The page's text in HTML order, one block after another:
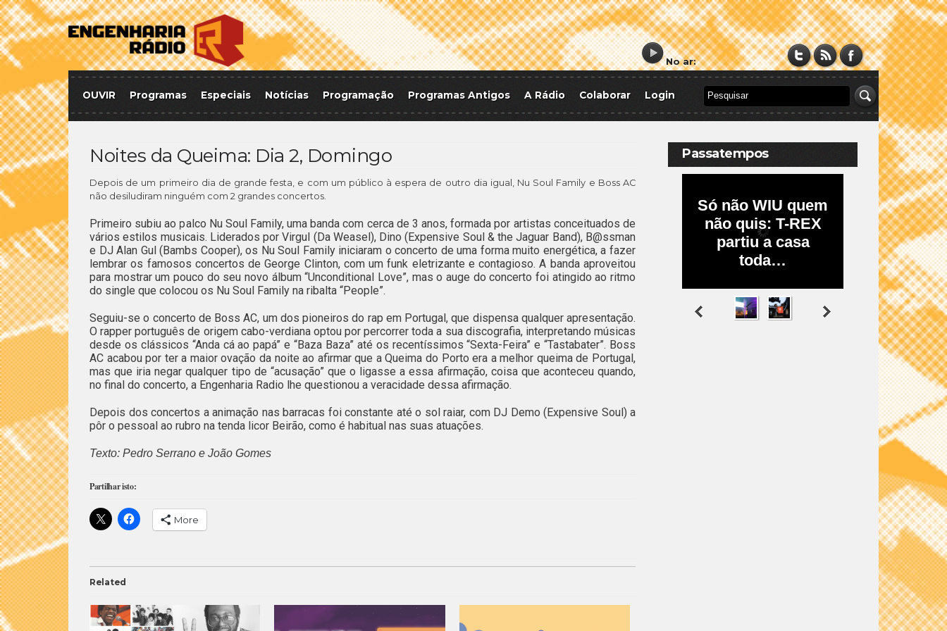
No ar:
OUVIR Programas Especiais Notícias Programação Programas Antigos A Rádio Colaborar Login
Noites da Queima: Dia 2, Domingo
Depois de um primeiro dia de grande festa, e com um público à espera de outro dia igual, Nu Soul Family e Boss AC
não desiludiram ninguém com 2 grandes concertos.
Primeiro subiu ao palco Nu Soul Family, uma banda com cerca de 3 anos, formada por artistas conceituados de
vários estilos musicais. Liderados por Virgul (Da Weasel), Dino (Expensive Soul & the Jaguar Band), B@ssman
e DJ Alan Gul (Bambs Cooper), os Nu Soul Family iniciaram o concerto de uma forma muito energética, a fazer
lembrar os famosos concertos de George Clinton, com um funk eletrizante e contagioso. A banda aproveitou
para mostrar um pouco do seu novo álbum “Unconditional Love”, mas o auge do concerto foi atingido ao ritmo
do single que colocou os Nu Soul Family na ribalta “People”.
Seguiu-se o concerto de Boss AC, um dos pioneiros do rap em Portugal, que dispensa qualquer apresentação.
O rapper português de origem cabo-verdiana optou por percorrer toda a sua discografia, interpretando músicas
desde os clássicos “Anda cá ao papá” e “Baza Baza” até os recentíssimos “Sexta-Feira” e “Tastabater”. Boss
AC acabou por ter a maior ovação da noite ao afirmar que a Queima do Porto era a melhor queima de Portugal,
mas que iria negar qualquer tipo de “acusação” que o ligasse a essa afirmação, coisa que aconteceu quando,
no final do concerto, a Engenharia Radio lhe questionou a veracidade dessa afirmação.
Depois dos concertos a animação nas barracas foi constante até o sol raiar, com DJ Demo (Expensive Soul) a
pôr o pessoal ao rubro na tenda licor Beirão, como é habitual nas suas atuações.
Texto: Pedro Serrano e João Gomes
Partilhar isto:
More
Related
Passatempos